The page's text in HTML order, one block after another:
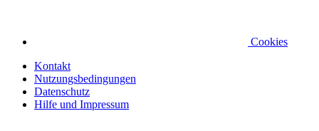
Cookies
Kontakt
Nutzungsbedingungen
Datenschutz
Hilfe und Impressum